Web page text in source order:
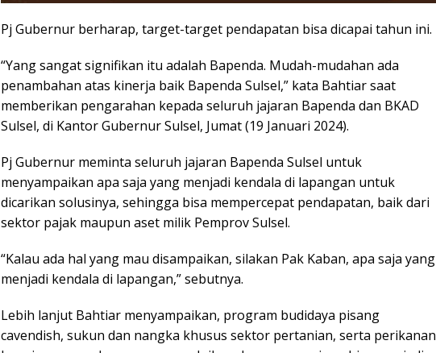
Pj Gubernur berharap, target-target pendapatan bisa dicapai tahun ini.
“Yang sangat signifikan itu adalah Bapenda. Mudah-mudahan ada
penambahan atas kinerja baik Bapenda Sulsel,” kata Bahtiar saat
memberikan pengarahan kepada seluruh jajaran Bapenda dan BKAD
Sulsel, di Kantor Gubernur Sulsel, Jumat (19 Januari 2024).
Pj Gubernur meminta seluruh jajaran Bapenda Sulsel untuk
menyampaikan apa saja yang menjadi kendala di lapangan untuk
dicarikan solusinya, sehingga bisa mempercepat pendapatan, baik dari
sektor pajak maupun aset milik Pemprov Sulsel.
“Kalau ada hal yang mau disampaikan, silakan Pak Kaban, apa saja yang
menjadi kendala di lapangan,” sebutnya.
Lebih lanjut Bahtiar menyampaikan, program budidaya pisang
cavendish, sukun dan nangka khusus sektor pertanian, serta perikanan